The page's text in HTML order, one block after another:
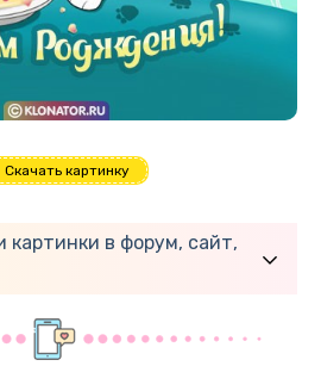
Скачать картинку
картинки в форум, сайт,